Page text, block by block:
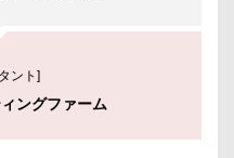
ント]
ングファーム